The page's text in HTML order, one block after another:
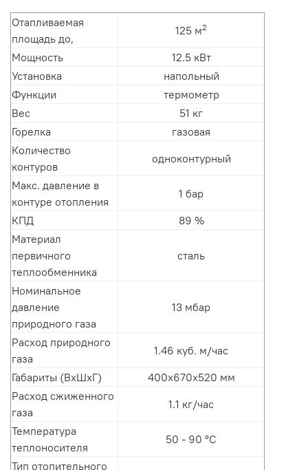
Отапливаемая
площадь до,
125 м2
Мощность
12.5 кВт
Установка
напольный
Функции
термометр
Вес
51 кг
Горелка
газовая
Количество
контуров
одноконтурный
Макс. давление в
контуре отопления
1 бар
КПД
89 %
Материал
первичного
теплообменника
сталь
Номинальное
давление
природного газа
13 мбар
Расход природного
газа
1.46 куб. м/час
Габариты (ВхШхГ)
400x670x520 мм
Расход сжиженного
газа
1.1 кг/час
Температура
теплоносителя
50 - 90 °С
Тип отопительного